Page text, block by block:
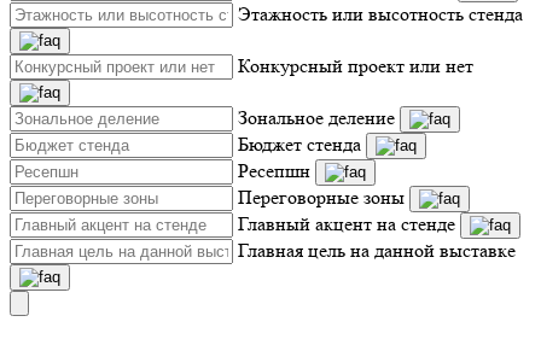
Этажность или высотность стенда
Конкурсный проект или нет
Зональное деление
Бюджет стенда
Ресепшн
Переговорные зоны
Главный акцент на стенде
Главная цель на данной выставке